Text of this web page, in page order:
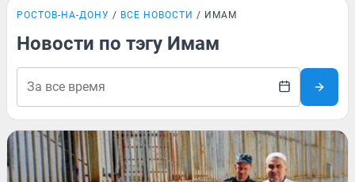
РОСТОВ-НА-ДОНУ ВСЕ НОВОСТИ ИМАМ
Новости по тэгу Имам